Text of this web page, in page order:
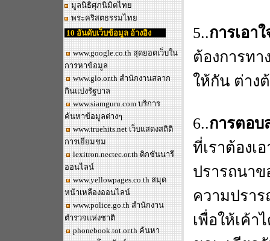
มูลนิธิศุภนิมิตไทย
พระคริสตธรรมไทย
10 อันดับเว็บข้อมูล อ้างอิง
www.google.co.thสุดยอดเว็บใน
การหาข้อมูล
www.glo.or.th สำนักงานสลาก
กินแบ่งรัฐบาล
www.siamguru.com บริการ
ค้นหาข้อมูลต่างๆ
www.truehits.net เว็บแสดงสถิติ
การเยี่ยมชม
lexitron.nectec.or.th ดิกชันนารี
ออนไลน์
www.yellowpages.co.th สมุด
หน้าเหลืองออนไลน์
www.police.go.thสำนักงาน
ตำรวจแห่งชาติ
phonebook.tot.or.thค้นหา
5..การเอา
ต้องการทา
ให้กัน ต่าง
6..การตอบ
ที่เราต้องเ
ปรารถนาข
ความปรา
เพื่อให้เค้า